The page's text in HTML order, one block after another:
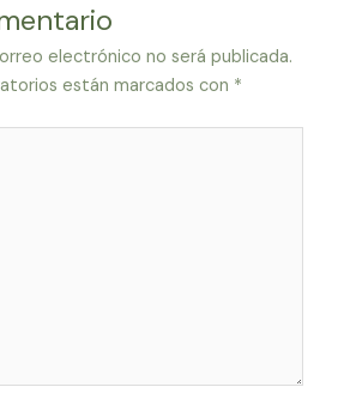
electrónico no será publicada.
están marcados con *